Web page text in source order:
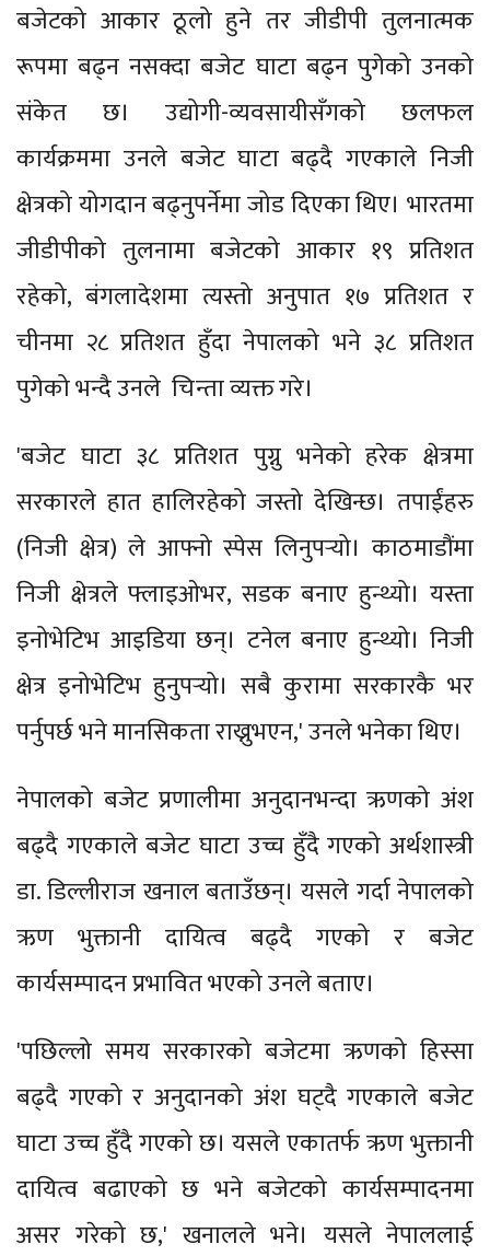
बजेटको आकार ठूलो हुने तर जीडीपी तुलनात्मक
रूपमा बढ्न नसक्दा बजेट घाटा बढ्न पुगेको उनको
संकेत छ। उद्योगी-व्यवसायीसँगको छलफल
कार्यक्रममा उनले बजेट घाटा बढ्दै गएकाले निजी
क्षेत्रको योगदान बढ्नुपर्नेमा जोड दिएका थिए। भारतमा
जीडीपीको तुलनामा बजेटको आकार १९ प्रतिशत
रहेको, बंगलादेशमा त्यस्तो अनुपात १७ प्रतिशत र
चीनमा २८ प्रतिशत हुँदा नेपालको भने ३८ प्रतिशत
पुगेको भन्दै उनले चिन्ता व्यक्त गरे।
'बजेट घाटा ३८ प्रतिशत पुग्नु भनेको हरेक क्षेत्रमा
सरकारले हात हालिरहेको जस्तो देखिन्छ। तपाईंहरु
(निजी क्षेत्र) ले आफ्नो स्पेस लिनुपर्‍यो। काठमाडौंमा
निजी क्षेत्रले फ्लाइओभर, सडक बनाए हुन्थ्यो। यस्ता
इनोभेटिभ आइडिया छन्। टनेल बनाए हुन्थ्यो। निजी
क्षेत्र इनोभेटिभ हुनुपर्‍यो। सबै कुरामा सरकारकै भर
पर्नुपर्छ भने मानसिकता राख्नुभएन,' उनले भनेका थिए।
नेपालको बजेट प्रणालीमा अनुदानभन्दा ऋणको अंश
बढ्दै गएकाले बजेट घाटा उच्च हुँदै गएको अर्थशास्त्री
डा. डिल्लीराज खनाल बताउँछन्। यसले गर्दा नेपालको
ऋण भुक्तानी दायित्व बढ्दै गएको र बजेट
कार्यसम्पादन प्रभावित भएको उनले बताए।
'पछिल्लो समय सरकारको बजेटमा ऋणको हिस्सा
बढ्दै गएको र अनुदानको अंश घट्दै गएकाले बजेट
घाटा उच्च हुँदै गएको छ। यसले एकातर्फ ऋण भुक्तानी
दायित्व बढाएको छ भने बजेटको कार्यसम्पादनमा
असर गरेको छ,' खनालले भने। यसले नेपाललाई